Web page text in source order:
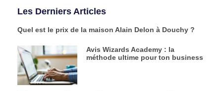
Les Derniers Articles
Quel est le prix de la maison Alain Delon à Douchy ?
Avis Wizards Academy : la
méthode ultime pour ton business